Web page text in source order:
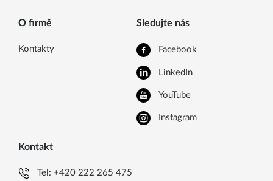
O firmě
Kontakty
Sledujte nás
Facebook
LinkedIn
YouTube
Instagram
Kontakt
Tel:+420 222 265 475